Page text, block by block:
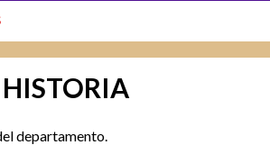
departamento.